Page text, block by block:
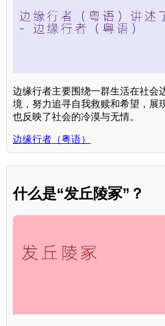
边缘行者主要围绕一群生活在社会
境，努力追寻自我救赎和希望，展
也反映了社会的冷漠与无情。
边缘行者（粤语）
什么是“发丘陵冢”？